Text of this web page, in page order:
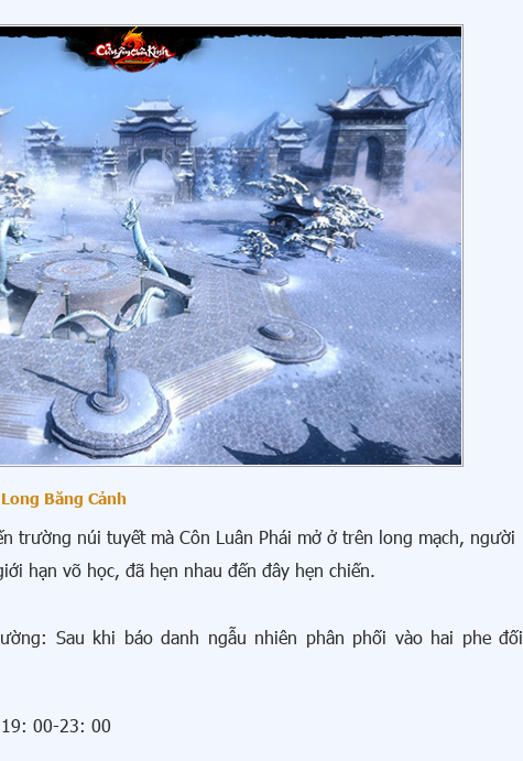
Băng Cảnh
trường núi tuyết mà Côn Luân Phái mở ở trên long mạch, người
hạn võ học, đã hẹn nhau đến đây hẹn chiến.
Sau khi báo danh ngẫu nhiên phân phối vào hai phe đối
00-23: 00